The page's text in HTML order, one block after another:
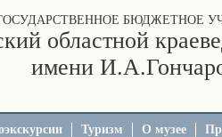
БЮДЖЕТНОЕ
областной
имени
Туризм О музее